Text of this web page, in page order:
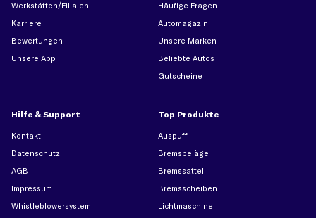
Werkstätten/Filialen
Karriere
Bewertungen
Unsere App
Häufige Fragen
Automagazin
Unsere Marken
Beliebte Autos
Gutscheine
Hilfe & Support
Kontakt
Datenschutz
AGB
Impressum
Whistleblowersystem
Top Produkte
Auspuff
Bremsbeläge
Bremssattel
Bremsscheiben
Lichtmaschine